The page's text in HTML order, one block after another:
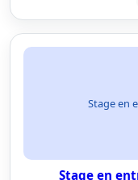
Stage en
Stage en